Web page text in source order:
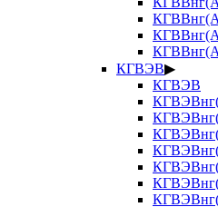
КГВЭВ▶
КГВЭВ